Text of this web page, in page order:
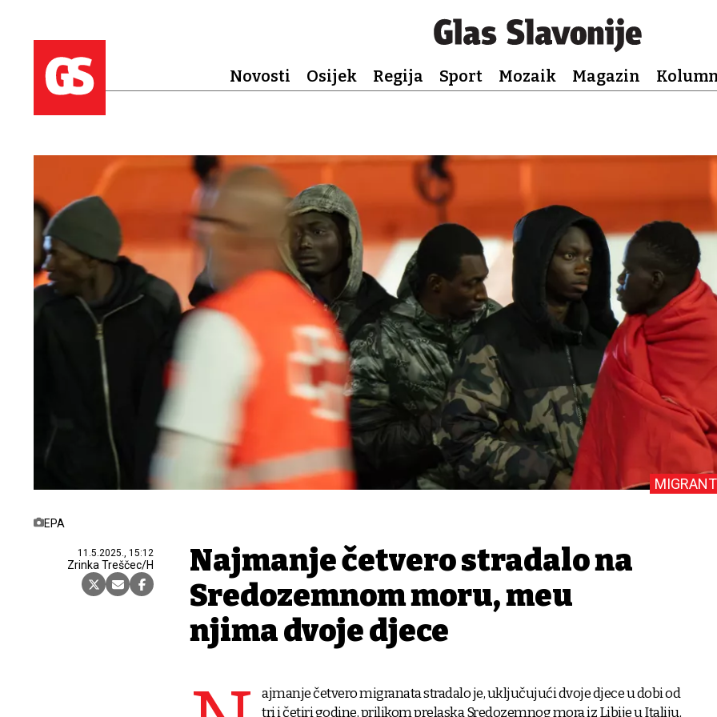
Novosti Osijek Regija Sport Mozaik Magazin
EPA
11.5.2025., 15:12
Zrinka Treščec/H
Najmanje četvero stradalo na
Sredozemnom moru, među
njima dvoje djece
ajmanje četvero migranata stradalo je, uključujući dvoje djece u dobi od
tri i četiri godine, prilikom prelaska Sredozemnog mora iz Libije u Italiju,